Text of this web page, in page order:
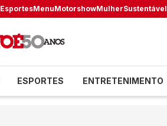
EsportesMenuMotorshowMulherSustentável
ESPORTES ENTRETENIMENTO